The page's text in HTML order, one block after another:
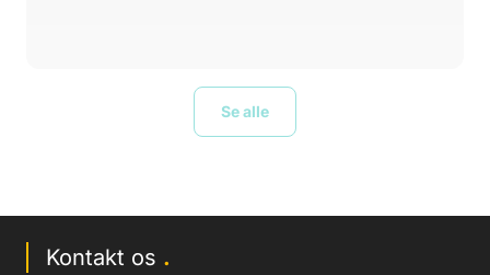
Se alle
Kontakt os .